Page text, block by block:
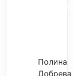
Полина
Добрева